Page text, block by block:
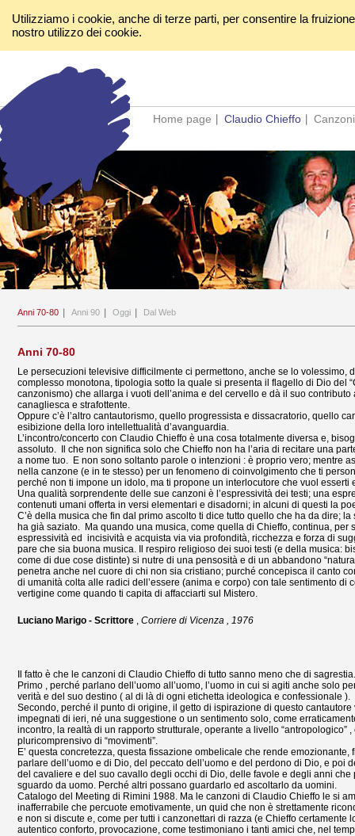
Utilizziamo i cookie, anche di terze parti, per consentire la
nostro utilizzo dei cookie.
Home page Claudio Chieffo Canzoni
Anni 70-80 Anni 90 Oggi Dal Web
Anni 70-80
Le persecuzioni televisive difficilmente ci permettono, anche se lo
complesso monotona, tipologia sotto la quale si presenta il flagello di Dio del
canzonismo) che allarga i vuoti dell’anima e del cervello e dà il suo
canagliesca e strafottente.
Oppure c’è l’altro cantautorismo, quello progressista e dissacratorio, quello
esibizione della loro intellettualità d’avanguardia.
L’incontro/concerto con Claudio Chieffo è una cosa totalmente diversa e,
assoluto. Il che non significa solo che Chieffo non ha l’aria di recitare una
a nome tuo. E non sono soltanto parole o intenzioni : è proprio vero; mentre
nella canzone (e in te stesso) per un fenomeno di coinvolgimento che ti
perché non ti impone un idolo, ma ti propone un interlocutore che vuol esserti
Una qualità sorprendente delle sue canzoni è l’espressività dei testi; una
contenuti umani offerta in versi elementari e disadorni; in alcuni di questi la
C’è della musica che fin dal primo ascolto ti dice tutto quello che ha da dire;
ha già saziato. Ma quando una musica, come quella di Chieffo, continua,
espressività ed incisività e acquista via via profondità, ricchezza e forza di
pare che sia buona musica. Il respiro religioso dei suoi testi (e della musica:
come di due cose distinte) si nutre di una pensosità e di un abbandono
penetra anche nel cuore di chi non sia cristiano; purché concepisca il canto
di umanità colta alle radici dell’essere (anima e corpo) con tale sentimento di
vertigine come quando ti capita di affacciarti sul Mistero.
Luciano Marigo - Scrittore , Corriere di Vicenza , 1976
Il fatto è che le canzoni di Claudio Chieffo di tutto sanno meno che di
Primo , perché parlano dell’uomo all’uomo, l’uomo in cui si agiti anche solo
verità e del suo destino ( al di là di ogni etichetta ideologica e confessionale ).
Secondo, perché il punto di origine, il getto di ispirazione di questo
impegnati di ieri, né una suggestione o un sentimento solo, come
incontro, la realtà di un rapporto strutturale, operante a livello “antropologico”
pluricomprensivo di “movimenti”.
E’ questa concretezza, questa fissazione ombelicale che rende
parlare dell’uomo e di Dio, del peccato dell’uomo e del perdono di Dio, e poi
del cavaliere e del suo cavallo degli occhi di Dio, delle favole e degli anni
sguardo da uomo. Perché altri possano guardarlo ed ascoltarlo da uomini.
Catalogo del Meeting di Rimini 1988. Ma le canzoni di Claudio Chieffo le si
inafferrabile che percuote emotivamente, un quid che non è strettamente
e non si discute e, come per tutti i canzonettari di razza (e Chieffo certamente
autentico conforto, provocazione, come testimoniano i tanti amici che, nel